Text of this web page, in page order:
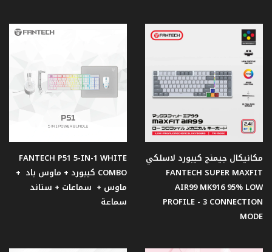
مكانيكال جيمنج كيبورد لاسلكي
FANTECH SUPER MAXFIT
AIR99 MK916 95% LOW
PROFILE - 3 CONNECTION
MODE
FANTECH P51 5-IN-1 WHITE
COMBO كيبورد + ماوس باد +
ماوس + سماعات + ستاند
سماعة
Gear
مبردات
مائية
للمعالجات
اصدار
النعنع
اصدار
الفضاء